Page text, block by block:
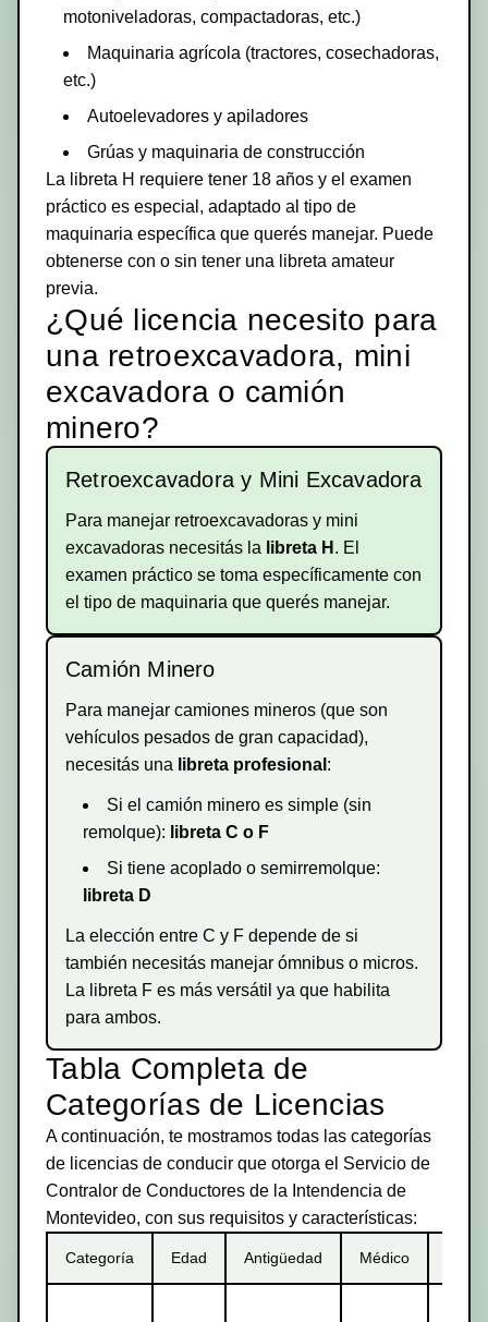
motoniveladoras, compactadoras, etc.)
Maquinaria agrícola (tractores, cosechadoras,
etc.)
Autoelevadores y apiladores
Grúas y maquinaria de construcción
La libreta H requiere tener 18 años y el examen
práctico es especial, adaptado al tipo de
maquinaria específica que querés manejar. Puede
obtenerse con o sin tener una libreta amateur
previa.
¿Qué licencia necesito para
una retroexcavadora, mini
excavadora o camión
minero?
Retroexcavadora y Mini Excavadora
Para manejar retroexcavadoras y mini
excavadoras necesitás la libreta H . El
examen práctico se toma específicamente con
el tipo de maquinaria que querés manejar.
Camión Minero
Para manejar camiones mineros (que son
vehículos pesados de gran capacidad),
necesitás una libreta profesional :
Si el camión minero es simple (sin
remolque): libreta C o F
Si tiene acoplado o semirremolque:
libreta D
La elección entre C y F depende de si
también necesitás manejar ómnibus o micros.
La libreta F es más versátil ya que habilita
para ambos.
Tabla Completa de
Categorías de Licencias
A continuación, te mostramos todas las categorías
de licencias de conducir que otorga el Servicio de
Contralor de Conductores de la Intendencia de
Montevideo, con sus requisitos y características:
Categoría Edad Antigüedad Médico